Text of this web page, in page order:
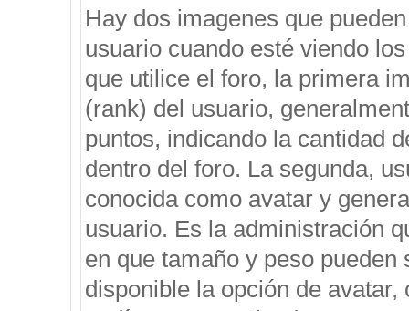
Hay dos imagenes que
usuario cuando esté viendo
que utilice el foro, la primera
(rank) del usuario,
puntos, indicando la cantidad
dentro del foro. La segunda,
conocida como avatar y
usuario. Es la administración
en que tamaño y peso
disponible la opción de